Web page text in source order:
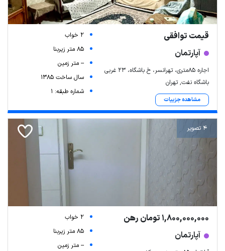
قیمت توافقی
آپارتمان
اجاره ۸۵متری، تهرانسر، خ باشگاه، ۲۳ غربی
باشگاه نفت, تهران
مشاهده جزییات
2 خواب
85 متر زیربنا
-- متر زمین
سال ساخت 1385
شماره طبقه: 1
4 تصویر
1,800,000,000 تومان رهن
آپارتمان
2 خواب
85 متر زیربنا
-- متر زمین